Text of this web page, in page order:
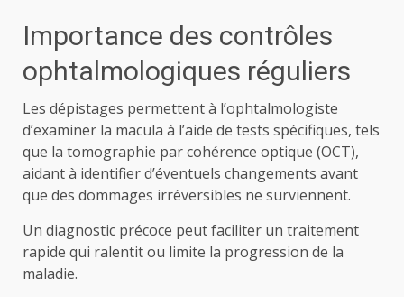
Importance des contrôles
ophtalmologiques réguliers
Les dépistages permettent à l’ophtalmologiste
d’examiner la macula à l’aide de tests spécifiques, tels
que la tomographie par cohérence optique (OCT),
aidant à identifier d’éventuels changements avant
que des dommages irréversibles ne surviennent.
Un diagnostic précoce peut faciliter un traitement
rapide qui ralentit ou limite la progression de la
maladie.